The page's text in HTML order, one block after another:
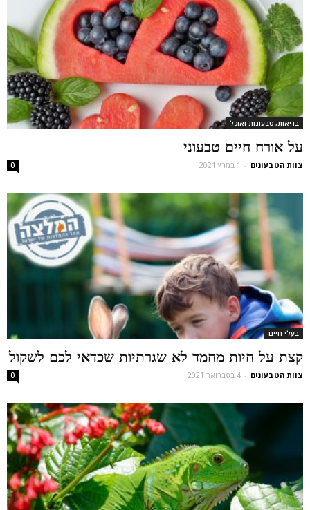
בריאות, טבעונות ואוכל
על אורח חיים טבעוני
צוות הטבעונים - 1 במרץ 2021 0
בעלי חיים
קצת על חיות מחמד לא שגרתיות שכדאי לכם לשקול
צוות הטבעונים - 4 בפברואר 2021 0